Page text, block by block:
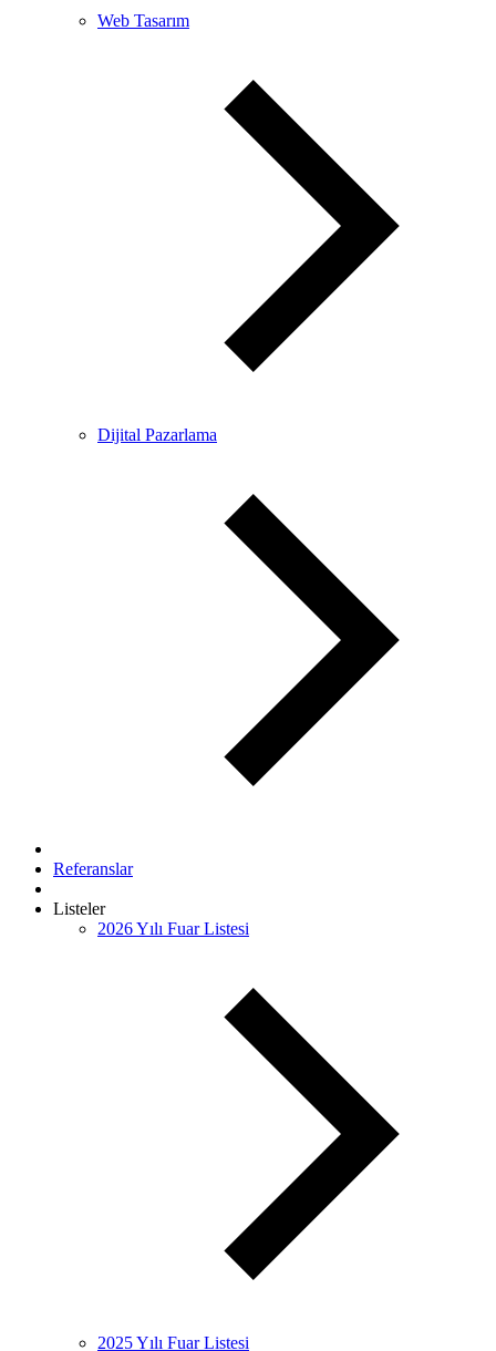
Web Tasarım
Dijital Pazarlama
Referanslar
Listeler
2026 Yılı Fuar Listesi
2025 Yılı Fuar Listesi